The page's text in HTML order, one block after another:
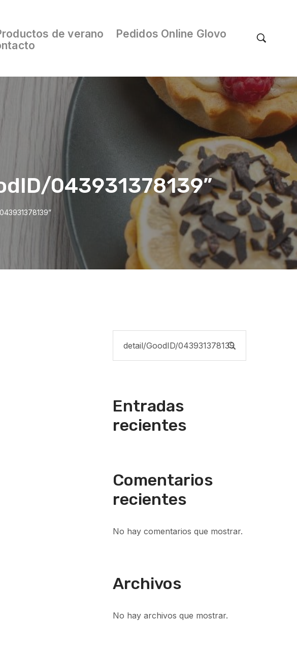
de verano
Pedidos Online Glovo
043931378139”
Entradas
recientes
Comentarios
recientes
No hay comentarios que mostrar.
Archivos
No hay archivos que mostrar.